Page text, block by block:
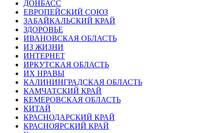
ДОНБАСС
ЕВРОПЕЙСКИЙ СОЮЗ
ЗАБАЙКАЛЬСКИЙ КРАЙ
ЗДОРОВЬЕ
ИВАНОВСКАЯ ОБЛАСТЬ
ИЗ ЖИЗНИ
ИНТЕРНЕТ
ИРКУТСКАЯ ОБЛАСТЬ
ИХ НРАВЫ
КАЛИНИНГРАДCКАЯ ОБЛАСТЬ
КАМЧАТСКИЙ КРАЙ
КЕМЕРОВСКАЯ ОБЛАСТЬ
КИТАЙ
КРАСНОДАРСКИЙ КРАЙ
КРАСНОЯРСКИЙ КРАЙ